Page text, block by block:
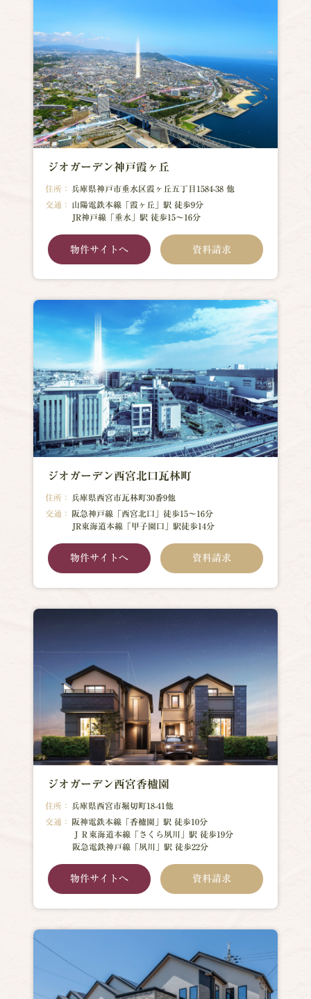
ジオガーデン神戸霞ヶ丘
住所：
兵庫県神戸市垂水区霞ヶ丘五丁目1584-38 他
交通：
山陽電鉄本線「霞ヶ丘」駅 徒歩9分
JR神戸線「垂水」駅 徒歩15〜16分
物件サイトへ 資料請求
ジオガーデン西宮北口瓦林町
住所：
兵庫県西宮市瓦林町30番9他
交通：
阪急神戸線「西宮北口」徒歩15～16分
JR東海道本線「甲子園口」駅徒歩14分
物件サイトへ 資料請求
ジオガーデン西宮香櫨園
住所：
兵庫県西宮市堀切町18-41他
交通：
阪神電鉄本線「香櫨園」駅 徒歩10分
ＪＲ東海道本線「さくら夙川」駅 徒歩19分
阪急電鉄神戸線「夙川」駅 徒歩22分
物件サイトへ 資料請求